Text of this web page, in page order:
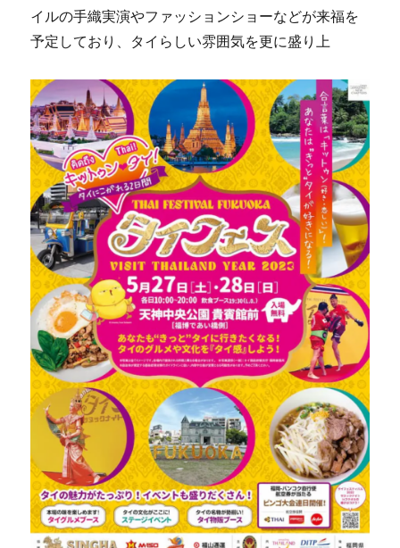
イルの手織実演やファッションショーなどが来福を
予定しており、タイらしい雰囲気を更に盛り上